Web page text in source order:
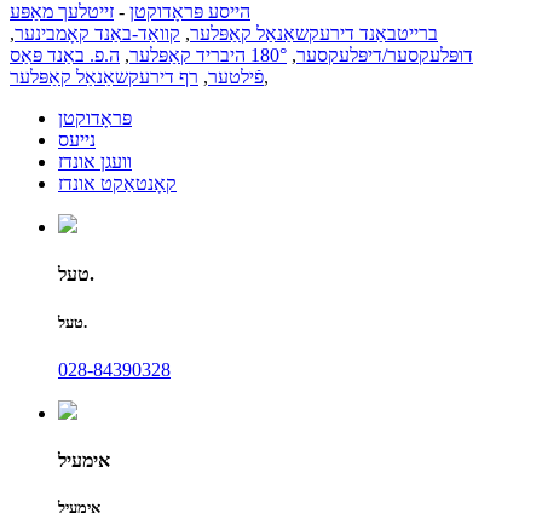
הייסע פּראָדוקטן - זייטלעך מאַפּע
ברייטבאַנד דירעקשאַנאַל קאַפּלער, קוואַד-באַנד קאָמבינער,
דופּלעקסער/דיפּלעקסער, 180° היבריד קאַפּלער , ה.פ. באַנד פּאַס
פֿילטער, רף דירעקשאַנאַל קאַפּלער
,
פּראָדוקטן
נייעס
וועגן אונדז
קאָנטאַקט אונדז
טעל.
טעל.
028-84390328
אימעיל
אימעיל